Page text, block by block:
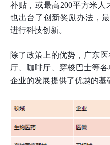
补贴，或最高200平方米
也出台了创新奖励办法，
进行科技创新。
除了政策上的优势，广东
厅、咖啡厅、穿梭巴士等
企业的发展提供了优越的基